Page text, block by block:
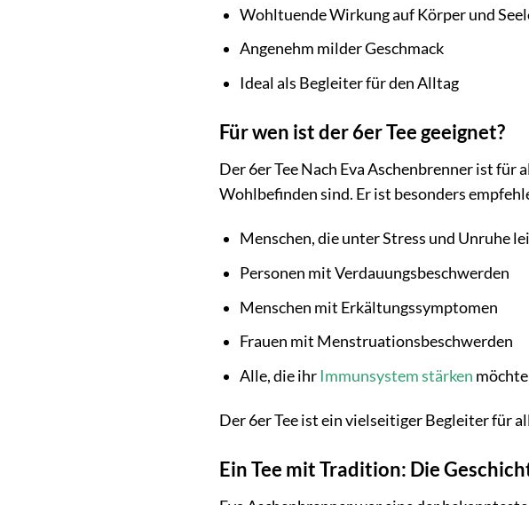
Wohltuende Wirkung auf Körper und
Angenehm milder Geschmack
Ideal als Begleiter für den Alltag
Für wen ist der 6er Tee geeignet?
Der 6er Tee Nach Eva Aschenbrenner ist
Wohlbefinden sind. Er ist besonders
Menschen, die unter Stress und Unruhe
Personen mit Verdauungsbeschwerden
Menschen mit Erkältungssymptomen
Frauen mit Menstruationsbeschwerden
Alle, die ihr Immunsystem stärken
Der 6er Tee ist ein vielseitiger Begleiter für
Ein Tee mit Tradition: Die